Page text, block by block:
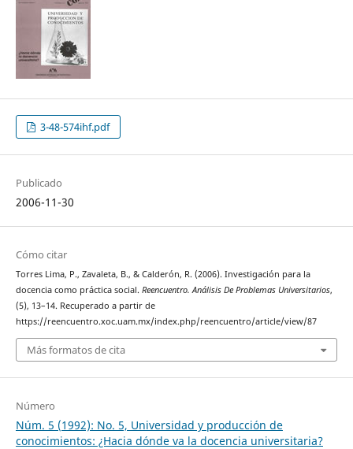
3-48-574ihf.pdf
Publicado
2006-11-30
Cómo citar
Torres Lima, P., Zavaleta, B., & Calderón, R. (2006). Investigación para la
docencia como práctica social. Reencuentro. Análisis De Problemas Universitarios,
(5), 13–14. Recuperado a partir de
https://reencuentro.xoc.uam.mx/index.php/reencuentro/article/view/87
Más formatos de cita
Número
Núm. 5 (1992): No. 5, Universidad y producción de
conocimientos: ¿Hacia dónde va la docencia universitaria?